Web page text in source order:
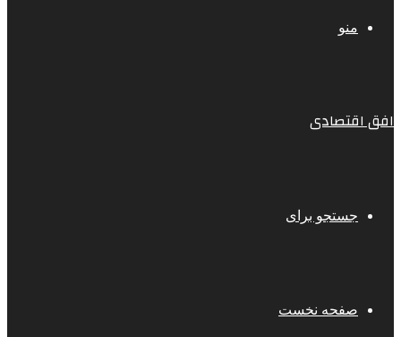
منو
افق اقتصادی
جستجو برای
صفحه نخست